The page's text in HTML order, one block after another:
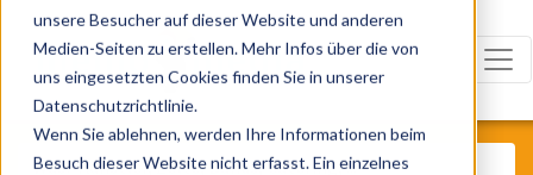
unsere Besucher auf dieser Website und anderen
Medien-Seiten zu erstellen. Mehr Infos über die von
uns eingesetzten Cookies finden Sie in unserer
Datenschutzrichtlinie.
Wenn Sie ablehnen, werden Ihre Informationen beim
Besuch dieser Website nicht erfasst. Ein einzelnes
Was? Künstler, Zelte, Bands,